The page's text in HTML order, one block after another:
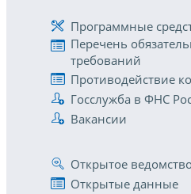
Программные
Перечень
требований
Противодействие
Госслужба в ФНС
Вакансии
Открытое
Открытые данные